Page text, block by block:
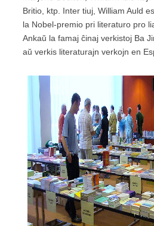
Britio, ktp. Inter tiuj, William Auld
la Nobel-premio pri literaturo pro
Ankaŭ la famaj ĉinaj verkistoj Ba
aŭ verkis literaturajn verkojn en